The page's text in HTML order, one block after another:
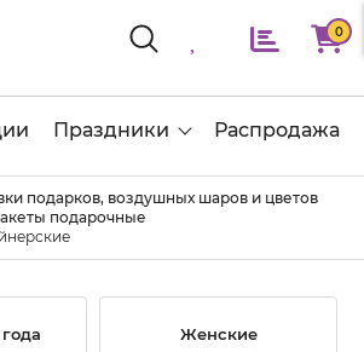
0
Праздники Распродажа
подарков, воздушных шаров и цветов
подарочные
Женские